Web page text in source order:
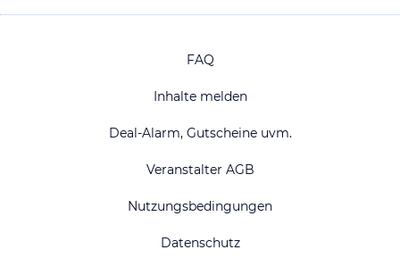
FAQ
Inhalte melden
Deal-Alarm, Gutscheine uvm.
Veranstalter AGB
Nutzungsbedingungen
Datenschutz